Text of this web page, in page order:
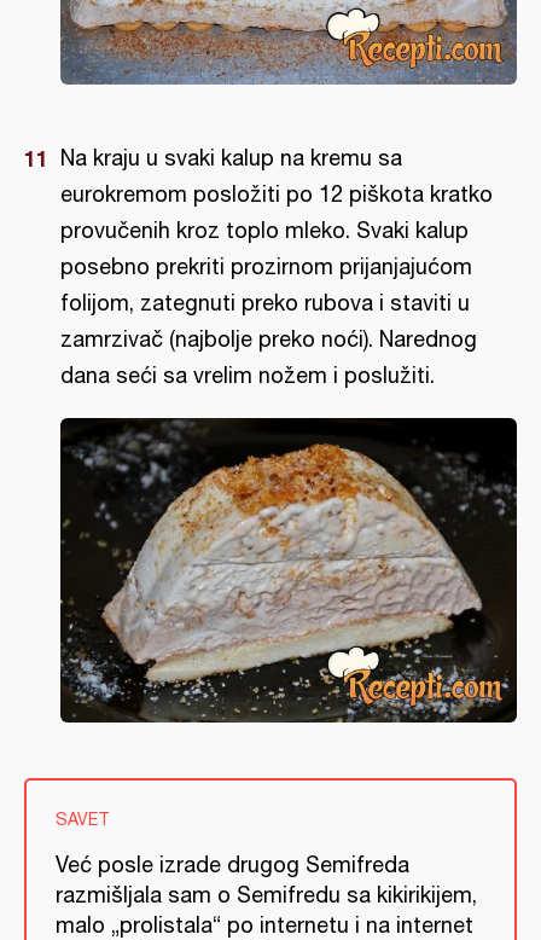
Na kraju u svaki kalup na kremu sa
eurokremom posložiti po 12 piškota kratko
provučenih kroz toplo mleko. Svaki kalup
posebno prekriti prozirnom prijanjajućom
folijom, zategnuti preko rubova i staviti u
zamrzivač (najbolje preko noći). Narednog
dana seći sa vrelim nožem i poslužiti.
SAVET
Već posle izrade drugog Semifreda
razmišljala sam o Semifredu sa kikirikijem,
malo „prolistala“ po internetu i na internet